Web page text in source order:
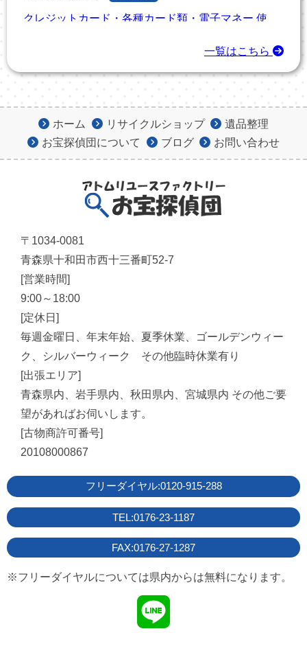
クレジットカード・各種カード類・電子マネー 使
2026年7月28日 お知らせ
北里大生、アルバイト募集中です♪
2026年7月1日 商品紹介
✨本日のおすすめ品✨
商品紹介
エアコン大量入荷＆取付け予約受付中☺️
一覧はこちら
ホーム リサイクルショップ
遺品整理
お宝探偵団について
ブログ お問い合わせ
〒1034-0081
青森県十和田市西十三番町52-7
[営業時間]
9:00～18:00
[定休日]
毎週金曜日、年末年始、夏季休業、ゴールデンウィー
ク、シルバーウィーク その他臨時休業有り
[出張エリア]
青森県内、岩手県内、秋田県内、宮城県内 その他ご要
望があればお伺いします。
[古物商許可番号]
20108000867
フリーダイヤル:0120-915-288
TEL:0176-23-1187
FAX:0176-27-1287
※フリーダイヤルについては県内からは無料になります。